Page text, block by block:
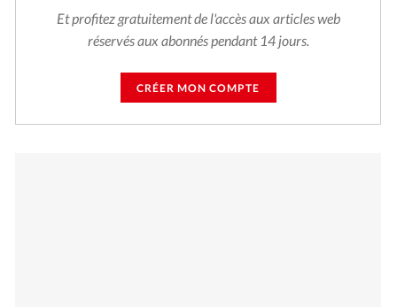
Et profitez gratuitement de l'accès aux articles web
réservés aux abonnés pendant 14 jours.
CRÉER MON COMPTE